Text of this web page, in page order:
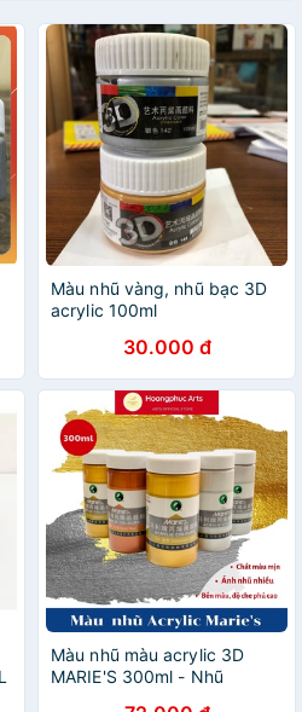
Màu nhũ vàng, nhũ bạc 3D
acrylic 100ml
30.000 đ
Màu nhũ màu acrylic 3D
MARIE'S 300ml - Nhũ